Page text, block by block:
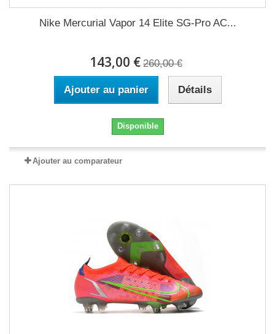
Nike Mercurial Vapor 14 Elite SG-Pro AC...
143,00 € 260,00 €
Ajouter au panier Détails
Disponible
Ajouter au comparateur